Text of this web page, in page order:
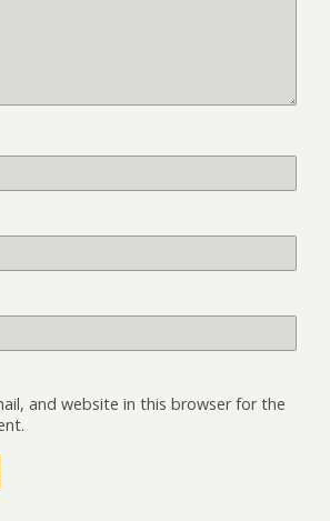
and website in this browser for the